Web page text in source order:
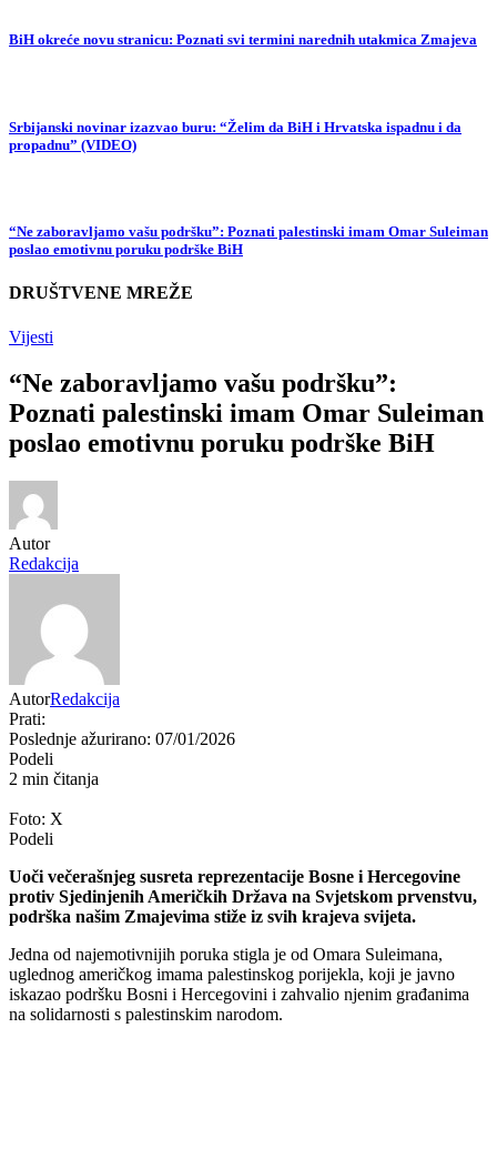
BiH okreće novu stranicu: Poznati svi termini narednih utakmica Zmajeva
Srbijanski novinar izazvao buru: “Želim da BiH i Hrvatska ispadnu i da
propadnu” (VIDEO)
“Ne zaboravljamo vašu podršku”: Poznati palestinski imam Omar Suleiman
poslao emotivnu poruku podrške BiH
DRUŠTVENE MREŽE
Vijesti
“Ne zaboravljamo vašu podršku”:
Poznati palestinski imam Omar Suleiman
poslao emotivnu poruku podrške BiH
Autor
Redakcija
AutorRedakcija
Prati:
Poslednje ažurirano: 07/01/2026
Podeli
2 min čitanja
Foto: X
Podeli
Uoči večerašnjeg susreta reprezentacije Bosne i Hercegovine
protiv Sjedinjenih Američkih Država na Svjetskom prvenstvu,
podrška našim Zmajevima stiže iz svih krajeva svijeta.
Jedna od najemotivnijih poruka stigla je od Omara Suleimana,
uglednog američkog imama palestinskog porijekla, koji je javno
iskazao podršku Bosni i Hercegovini i zahvalio njenim građanima
na solidarnosti s palestinskim narodom.